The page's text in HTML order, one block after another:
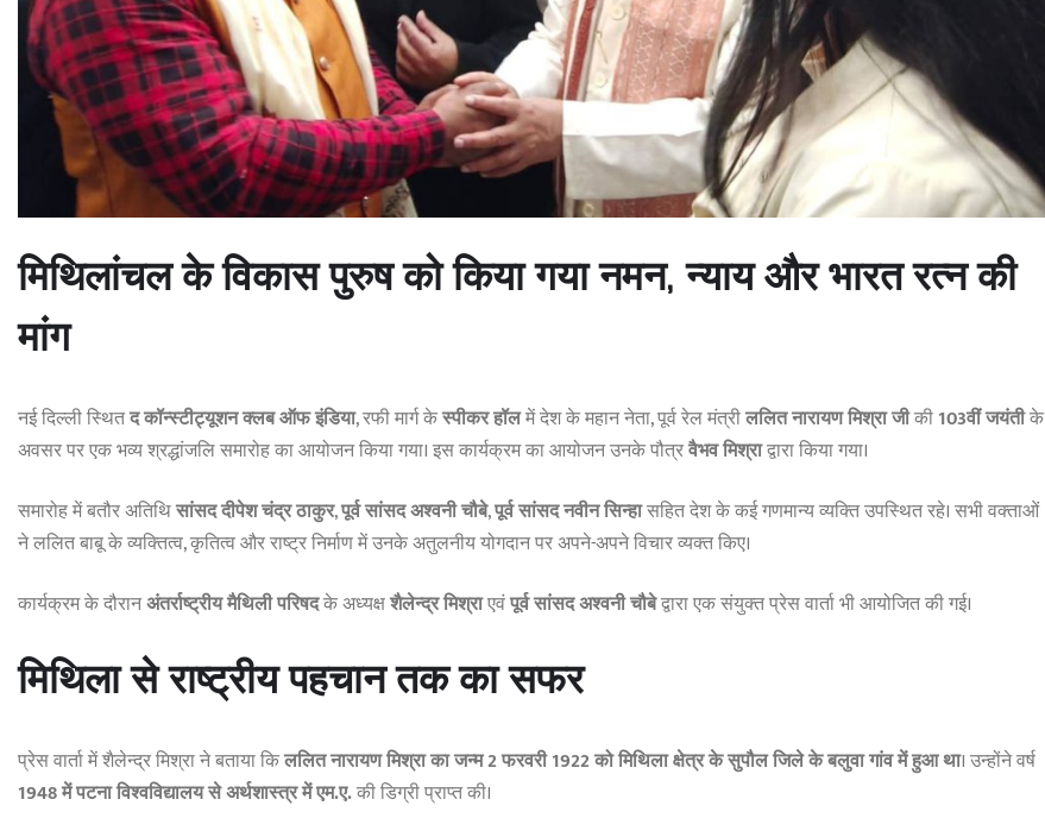
मिथिलांचल के विकास पुरुष को किया गया नमन, न्याय और भारत रत्न की
मांग
नई दिल्ली स्थितद कॉन्स्टीट्यूशन क्लब ऑफ इंडिया, रफी मार्ग केस्पीकर हॉलमें देश के महान नेता, पूर्व रेल मंत्रीललित नारायण मिश्रा जीकी103वीं जयंतीके
अवसर पर एक भव्य श्रद्धांजलि समारोह का आयोजन किया गया। इस कार्यक्रम का आयोजन उनके पौत्रवैभव मिश्राद्वारा किया गया।
समारोह में बतौर अतिथिसांसद दीपेश चंद्र ठाकुर,पूर्व सांसद अश्वनी चौबे,पूर्व सांसद नवीन सिन्हासहित देश के कई गणमान्य व्यक्ति उपस्थित रहे। सभी वक्ताओं
ने ललित बाबू के व्यक्तित्व, कृतित्व और राष्ट्र निर्माण में उनके अतुलनीय योगदान पर अपने-अपने विचार व्यक्त किए।
कार्यक्रम के दौरानअंतर्राष्ट्रीय मैथिली परिषदके अध्यक्षशैलेन्द्र मिश्राएवंपूर्व सांसद अश्वनी चौबेद्वारा एक संयुक्त प्रेस वार्ता भी आयोजित की गई।
मिथिला से राष्ट्रीय पहचान तक का सफर
प्रेस वार्ता में शैलेन्द्र मिश्रा ने बताया किललित नारायण मिश्रा का जन्म 2 फरवरी 1922 को मिथिला क्षेत्र के सुपौल जिले के बलुवा गांव में हुआ था। उन्होंने वर्ष
1948 में पटना विश्वविद्यालय से अर्थशास्त्र में एम.ए.की डिग्री प्राप्त की।